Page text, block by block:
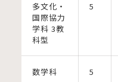
多文化・
国際協力
学科 3教
科型
5
数学科 5